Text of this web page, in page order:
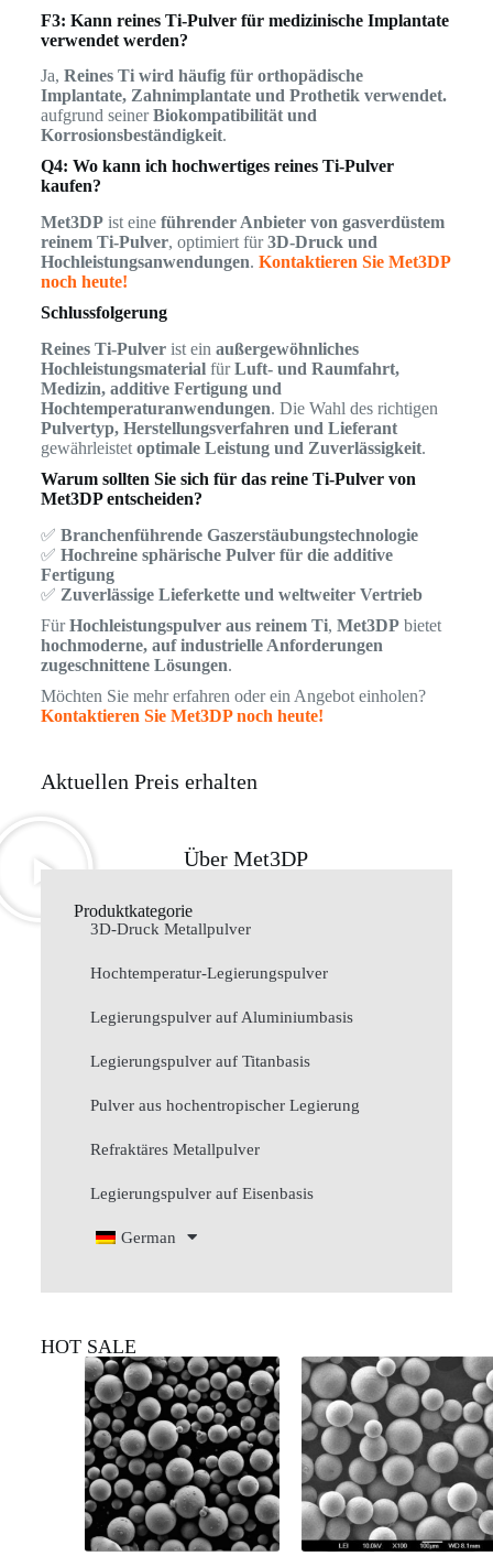
F3: Kann reines Ti-Pulver für medizinische Implantate
verwendet werden?
Ja, Reines Ti wird häufig für orthopädische
Implantate, Zahnimplantate und Prothetik verwendet.
aufgrund seinerBiokompatibilität und
Korrosionsbeständigkeit.
Q4: Wo kann ich hochwertiges reines Ti-Pulver
kaufen?
Met3DPist eine führender Anbieter von gasverdüstem
reinem Ti-Pulver, optimiert für3D-Druck und
Hochleistungsanwendungen. Kontaktieren Sie Met3DP
noch heute!
Schlussfolgerung
Reines Ti-Pulverist ein außergewöhnliches
HochleistungsmaterialfürLuft- und Raumfahrt,
Medizin, additive Fertigung und
Hochtemperaturanwendungen. Die Wahl des richtigen
Pulvertyp, Herstellungsverfahren und Lieferant
gewährleistet optimale Leistung und Zuverlässigkeit.
Warum sollten Sie sich für das reine Ti-Pulver von
Met3DP entscheiden?
✅ Branchenführende Gaszerstäubungstechnologie
✅ Hochreine sphärische Pulver für die additive
Fertigung
✅ Zuverlässige Lieferkette und weltweiter Vertrieb
FürHochleistungspulver aus reinem Ti, Met3DPbietet
hochmoderne, auf industrielle Anforderungen
zugeschnittene Lösungen.
Möchten Sie mehr erfahren oder ein Angebot einholen?
Kontaktieren Sie Met3DP noch heute!
Aktuellen Preis erhalten
Über Met3DP
Produktkategorie
3D-Druck Metallpulver
Hochtemperatur-Legierungspulver
Legierungspulver auf Aluminiumbasis
Legierungspulver auf Titanbasis
Pulver aus hochentropischer Legierung
Refraktäres Metallpulver
Legierungspulver auf Eisenbasis
German
HOT SALE